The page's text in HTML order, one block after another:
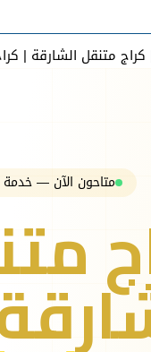
متنقل الشارقة | كراج
متاحون الآن — خدمة 24/7 طوال أيام الأسبوع